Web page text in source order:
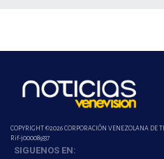
COPYRIGHT ©2026 CORPORACIÓN VENEZOLANA DE
Rif-j000089337
SIGUENOS EN: